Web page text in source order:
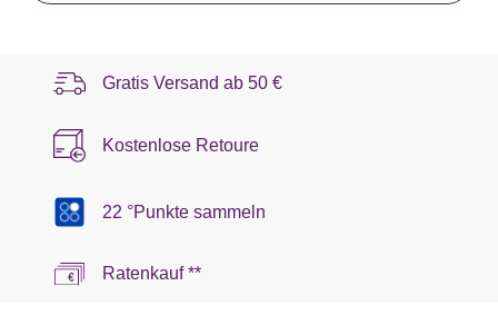
Gratis Versand ab 50 €
Kostenlose Retoure
22 °Punkte sammeln
Ratenkauf **